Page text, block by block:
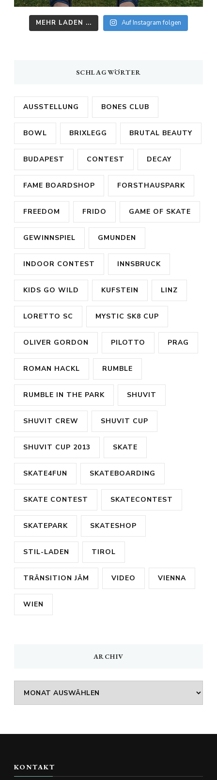
MEHR LADEN ... Auf Instagram folgen
SCHLAGWÖRTER
AUSSTELLUNG BONES CLUB
BOWL BRIXLEGG BRUTAL BEAUTY
BUDAPEST CONTEST DECAY
FAME BOARDSHOP FORSTHAUSPARK
FREEDOM FRIDO GAME OF SKATE
GEWINNSPIEL GMUNDEN
INDOOR CONTEST INNSBRUCK
KIDS GO WILD KUFSTEIN LINZ
LORETTO SC MYSTIC SK8 CUP
OLIVER GORDON PILOTTO PRAG
ROMAN HACKL RUMBLE
RUMBLE IN THE PARK SHUVIT
SHUVIT CREW SHUVIT CUP
SHUVIT CUP 2013 SKATE
SKATE4FUN SKATEBOARDING
SKATE CONTEST SKATECONTEST
SKATEPARK SKATESHOP
STIL-LADEN TIROL
TRÄNSITION JÄM VIDEO VIENNA
WIEN
ARCHIV
Archiv
KONTAKT